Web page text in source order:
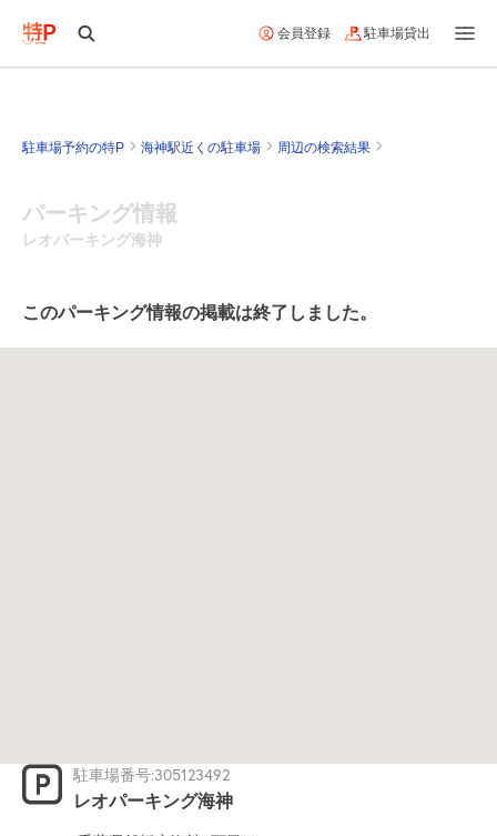
会員登録 駐車場貸出
駐車場予約の特P 海神駅近くの駐車場 周辺の検索結果
パーキング情報
レオパーキング海神
このパーキング情報の掲載は終了しました。
駐車場番号:305123492
レオパーキング海神